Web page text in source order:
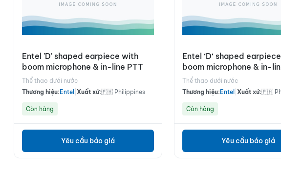
Entel 'D' shaped earpiece with
boom microphone & in-line PTT
Thể thao dưới nước
Thương hiệu: Entel Xuất xứ:🇵🇭 Philippines
Còn hàng
Yêu cầu báo giá
Entel ‘D‘ shaped
boom microphone & in-
Thể thao dưới nước
Thương hiệu: Entel Xuất xứ:🇵🇭
Còn hàng
Yêu cầu báo giá